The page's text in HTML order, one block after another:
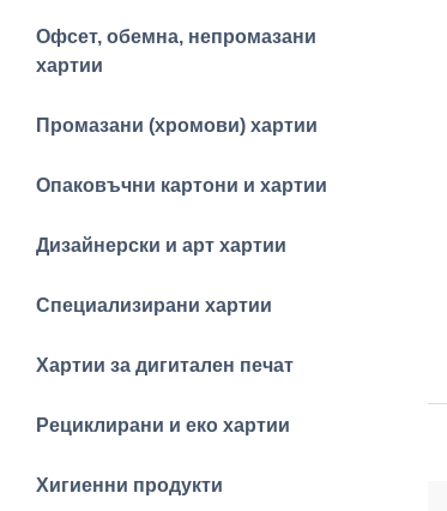
Офсет, обемна, непромазани
хартии
Промазани (хромови) хартии
Опаковъчни картони и хартии
Дизайнерски и арт хартии
Специализирани хартии
Хартии за дигитален печат
Рециклирани и еко хартии
Хигиенни продукти